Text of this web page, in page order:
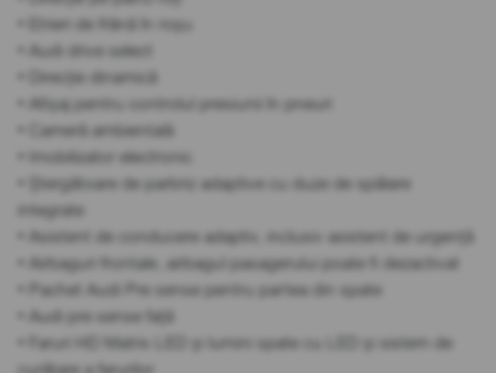
• Etrieri de frână în roșu
• Audi drive select
• Direcție dinamică
• Afișaj pentru controlul presiunii în pneuri
• Cameră ambientală
• Imobilizator electronic
• Ștergătoare de parbriz adaptive cu duze de spălare
integrate
• Asistent de conducere adaptiv, inclusiv asistent de urgență
• Airbaguri frontale, airbagul pasagerului poate fi dezactivat
• Pachet Audi Pre sense pentru partea din spate
• Audi pre sense față
• Faruri HD Matrix LED și lumini spate cu LED și sistem de